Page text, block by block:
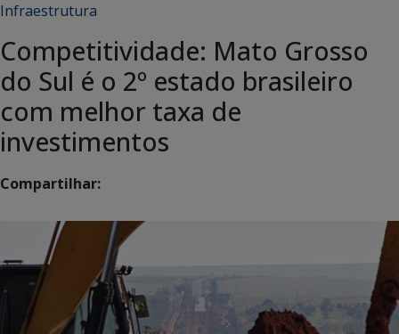
Infraestrutura
Competitividade: Mato Grosso
do Sul é o 2º estado brasileiro
com melhor taxa de
investimentos
Compartilhar: